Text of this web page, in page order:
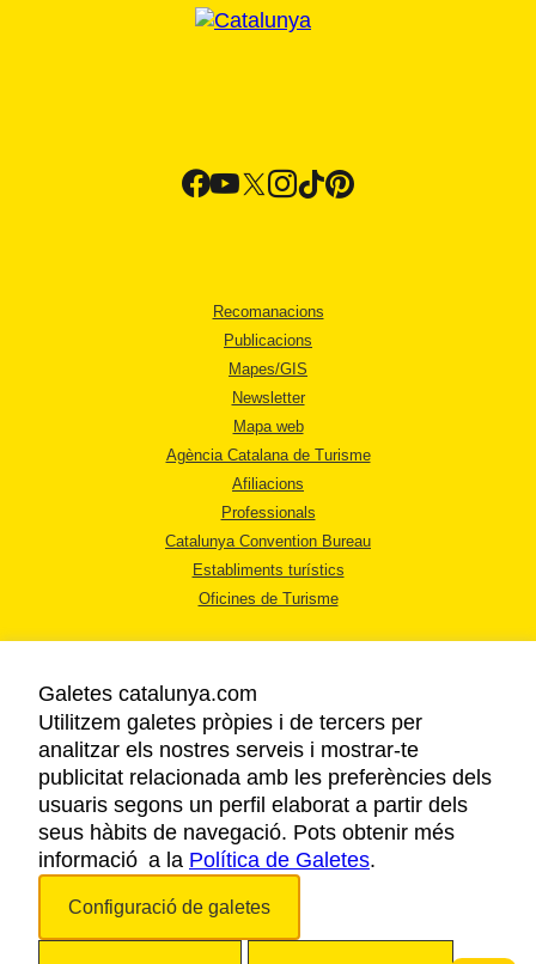
Recomanacions
Publicacions
Mapes/GIS
Newsletter
Mapa web
Agència Catalana de Turisme
Afiliacions
Professionals
Catalunya Convention Bureau
Establiments turístics
Oficines de Turisme
AVÍS LEGAL
POLÍTICA DE PRIVACITAT
COOKIES
ACCESSIBILITAT
Galetes catalunya.com
Utilitzem galetes pròpies i de tercers per
analitzar els nostres serveis i mostrar-te
publicitat relacionada amb les preferències dels
usuaris segons un perfil elaborat a partir dels
seus hàbits de navegació. Pots obtenir més
informació a la Política de Galetes.
Configuració de galetes